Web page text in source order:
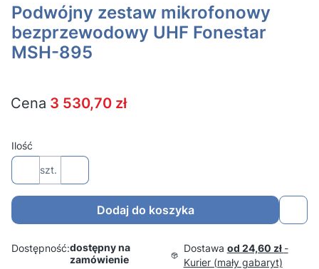
Podwójny zestaw mikrofonowy
bezprzewodowy UHF Fonestar
MSH-895
Cena 3 530,70 zł
Ilość
szt.
Dodaj do koszyka
Dostępność:dostępny na
zamówienie
Dostawa od 24,60 zł -
Kurier (mały gabaryt)